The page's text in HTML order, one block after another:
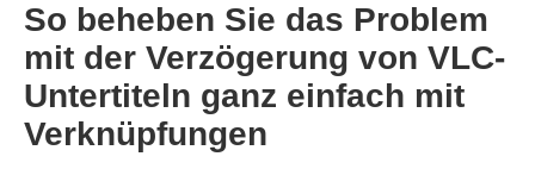
So beheben Sie das Problem
mit der Verzögerung von VLC-
Untertiteln ganz einfach mit
Verknüpfungen